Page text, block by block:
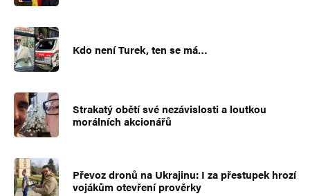
Kdo není Turek, ten se má…
Strakatý obětí své nezávislosti a loutkou
morálních akcionářů
Převoz dronů na Ukrajinu: I za přestupek hrozí
vojákům otevření prověrky